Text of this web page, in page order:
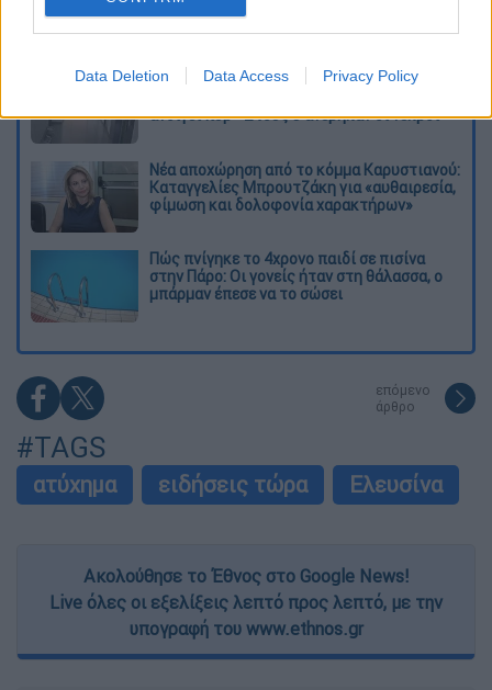
Data Deletion Data Access Privacy Policy
Παλαιό Φάληρο - Οι εκβιασμοί, οι
Βίντεο-σοκ από το μακελειό σε σχολείο
ανοίγει πυρ - Στους 9 ανέβηκαν οι νεκροί
Νέα αποχώρηση από το κόμμα Καρυστιανού:
Καταγγελίες Μπρουτζάκη για «αυθαιρεσία,
φίμωση και δολοφονία χαρακτήρων»
Πώς πνίγηκε το 4χρονο παιδί σε πισίνα
στην Πάρο: Οι γονείς ήταν στη θάλασσα, ο
μπάρμαν έπεσε να το σώσει
επόμενο
άρθρο
#TAGS
ατύχημα ειδήσεις τώρα Ελευσίνα
Ακολούθησε το Έθνος στο Google News!
Live όλες οι εξελίξεις λεπτό προς λεπτό, με την
υπογραφή του www.ethnos.gr